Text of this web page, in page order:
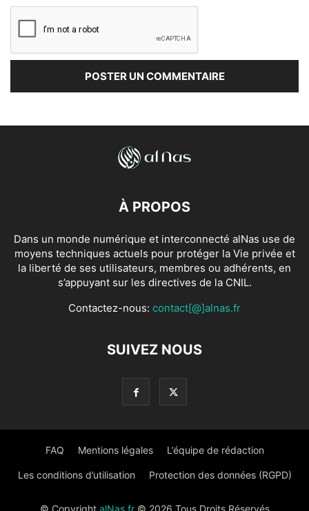
À PROPOS
Dans un monde numérique et interconnecté alNas use de
moyens techniques actuels pour protéger la Vie privée et
la liberté de ses utilisateurs, membres ou adhérents, en
s’appuyant sur les directives de la CNIL.
Contactez-nous: contact[@]alnas.fr
SUIVEZ NOUS
FAQ Mentions légales L’équipe de rédaction
Les conditions d’utilisation Protection des données (RGPD)